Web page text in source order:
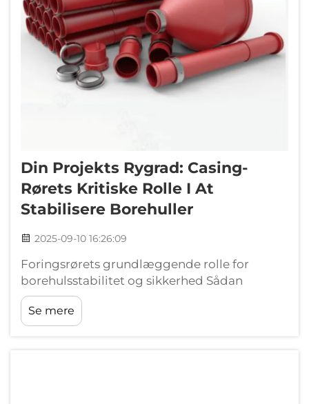
Din Projekts Rygrad: Casing-
Rørets Kritiske Rolle I At
Stabilisere Borehuller
2025-09-10 16:26:09
Foringsrørets grundlæggende rolle for
borehulsstabilitet og sikkerhed Sådan
forhindrer foringsrør kollaps af borehullet
under boreoperationer Foringsrøret fungerer
som en strukturel eksoskelet for borehuller,
Se mere